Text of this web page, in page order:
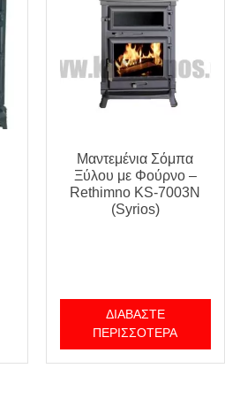
Μαντεμένια Σόμπα
Ξύλου με Φούρνο –
Rethimno KS-7003N
(Syrios)
ΔΙΑΒΆΣΤΕ
ΠΕΡΙΣΣΌΤΕΡΑ